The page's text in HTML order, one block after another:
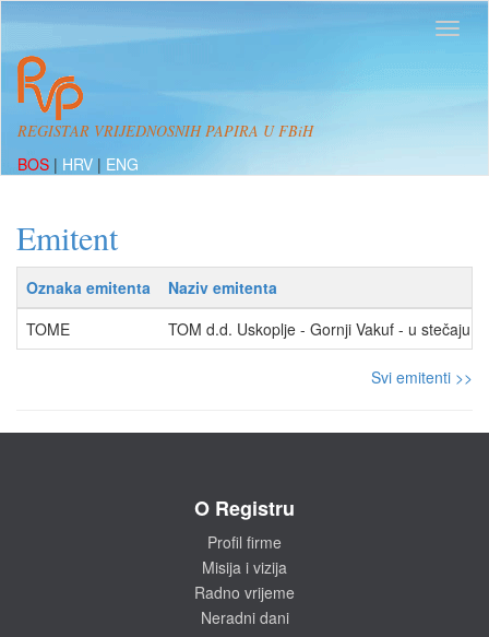
REGISTAR VRIJEDNOSNIH PAPIRA U FBiH
BOS | HRV | ENG
Emitent
Oznaka emitenta Naziv emitenta
TOME
TOM d.d. Uskoplje - Gornji Vakuf - u stečaju
Svi emitenti >>
O Registru
Profil firme
Misija i vizija
Radno vrijeme
Neradni dani